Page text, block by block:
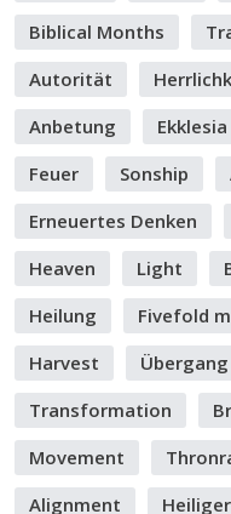
Biblical Months
Autorität
Anbetung
Ekklesia
Feuer
Sonship
Erneuertes Denken
Heaven
Light
Heilung
Fivefold
Harvest
Übergang
Transformation
Movement
Alignment